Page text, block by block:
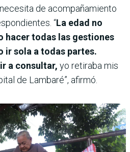
de acompañamiento
“La edad no
hacer todas las gestiones
ir sola a todas partes.
a consultar, yo retiraba mis
de Lambaré”, afirmó.